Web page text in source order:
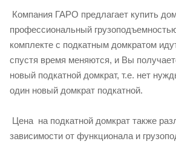
Компания ГАРО предлагает купить
профессиональный
комплекте с подкатным домкратом
спустя время меняются, и Вы
новый подкатной домкрат, т.е. нет
один новый домкрат подкатной.
Цена на подкатной домкрат также
зависимости от функционала и